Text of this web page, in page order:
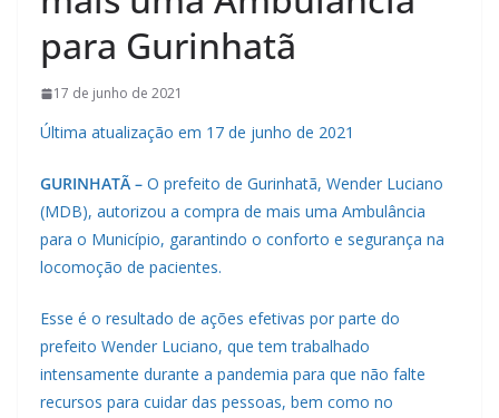
para Gurinhatã
17 de junho de 2021
Última atualização em 17 de junho de 2021
GURINHATÃ – O prefeito de Gurinhatã, Wender Luciano
(MDB), autorizou a compra de mais uma Ambulância
para o Município, garantindo o conforto e segurança na
locomoção de pacientes.
Esse é o resultado de ações efetivas por parte do
prefeito Wender Luciano, que tem trabalhado
intensamente durante a pandemia para que não falte
recursos para cuidar das pessoas, bem como no